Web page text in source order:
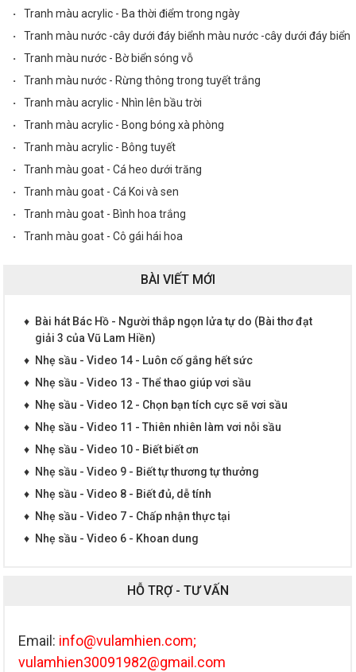
· Tranh màu acrylic - Ba thời điểm trong ngày
· Tranh màu nước -cây dưới đáy biểnh màu nước -cây dưới đáy biển
· Tranh màu nước - Bờ biển sóng vỗ
· Tranh màu nước - Rừng thông trong tuyết trắng
· Tranh màu acrylic - Nhìn lên bầu trời
· Tranh màu acrylic - Bong bóng xà phòng
· Tranh màu acrylic - Bông tuyết
· Tranh màu goat - Cá heo dưới trăng
· Tranh màu goat - Cá Koi và sen
· Tranh màu goat - Bình hoa trắng
· Tranh màu goat - Cô gái hái hoa
BÀI VIẾT MỚI
♦ Bài hát Bác Hồ - Người thắp ngọn lửa tự do (Bài thơ đạt
giải 3 của Vũ Lam Hiền)
♦ Nhẹ sầu - Video 14 - Luôn cố gắng hết sức
♦ Nhẹ sầu - Video 13 - Thể thao giúp vơi sầu
♦ Nhẹ sầu - Video 12 - Chọn bạn tích cực sẽ vơi sầu
♦ Nhẹ sầu - Video 11 - Thiên nhiên làm vơi nỗi sầu
♦ Nhẹ sầu - Video 10 - Biết biết ơn
♦ Nhẹ sầu - Video 9 - Biết tự thương tự thưởng
♦ Nhẹ sầu - Video 8 - Biết đủ, dễ tính
♦ Nhẹ sầu - Video 7 - Chấp nhận thực tại
♦ Nhẹ sầu - Video 6 - Khoan dung
HỖ TRỢ - TƯ VẤN
Email: info@vulamhien.com;
vulamhien30091982@gmail.com